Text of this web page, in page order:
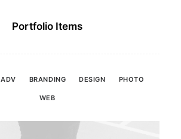
Portfolio Items
ADV BRANDING DESIGN PHOTO
WEB